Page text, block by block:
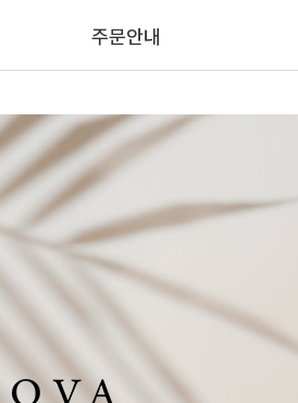
주문안내